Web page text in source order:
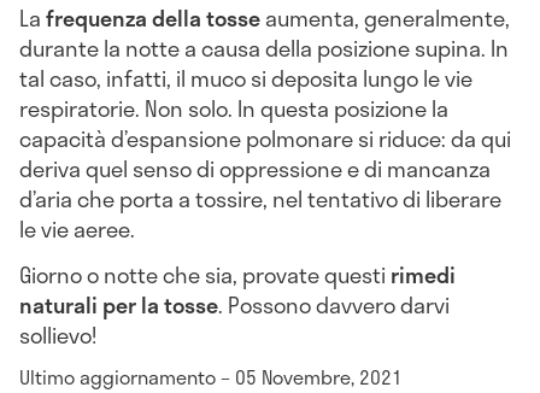
Lafrequenza della tosseaumenta, generalmente,
durante la notte a causa della posizione supina. In
tal caso, infatti, il muco si deposita lungo le vie
respiratorie. Non solo. In questa posizione la
capacità d’espansione polmonare si riduce: da qui
deriva quel senso di oppressione e di mancanza
d’aria che porta a tossire, nel tentativo di liberare
le vie aeree.
Giorno o notte che sia, provate questi rimedi
naturali per la tosse. Possono davvero darvi
sollievo!
Ultimo aggiornamento – 05 Novembre, 2021